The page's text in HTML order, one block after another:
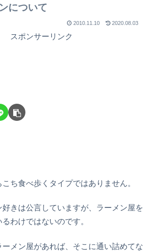
について
2010.11.10 2020.08.03
スポンサーリンク
ち食べ歩くタイプではありません。
きは公言していますが、ラーメン屋を
わけではないのです。
メン屋があれば、そこに通い詰めてな